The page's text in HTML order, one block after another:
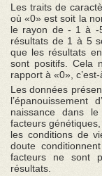
Les traits de
où «0» est soit la
le rayon de - 1 à -
résultats de 1 à 5
que les résultats
sont positifs. Cela
rapport à «0»,
Les données
naissance dans
facteurs
les conditions de
doute
facteurs ne sont
résultats.